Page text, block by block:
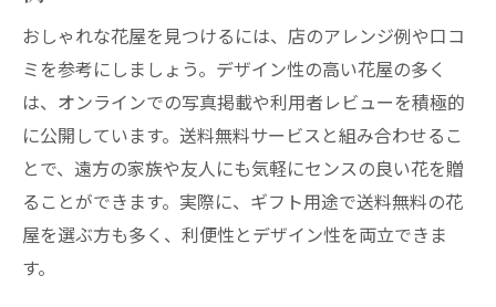
術
観葉植物も扱う花屋で送料無料を得するポ
イント
ギフトや自宅用に最適なおしゃれ花屋の選
び方
花屋利用なら予約や曜日選びもポイントに
花屋の予約はなぜ必要かメリットを知ろう
おしゃれな花屋を見つけるには、店のアレンジ例や口コ
ミを参考にしましょう。デザイン性の高い花屋の多く
は、オンラインでの写真掲載や利用者レビューを積極的
に公開しています。送料無料サービスと組み合わせるこ
とで、遠方の家族や友人にも気軽にセンスの良い花を贈
ることができます。実際に、ギフト用途で送料無料の花
屋を選ぶ方も多く、利便性とデザイン性を両立できま
す。